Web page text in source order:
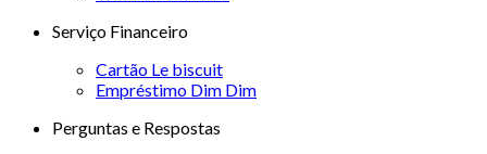
Serviço Financeiro
Cartão Le biscuit
Empréstimo Dim Dim
Perguntas e Respostas